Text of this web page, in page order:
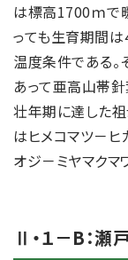
は標高1700ｍで
っても生育期間は
温度条件である
あって亜高山帯
壮年期に達した
はヒメコマツ－
オジ－ミヤマクマ
Ⅱ・１－B：